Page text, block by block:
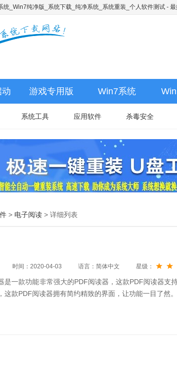
统_Win7纯净版_系统下载_纯净系统_系统重装_个人软件测试 - 最
游戏专用版 Win7系统
系统工具 应用软件 杀毒安全
> 电子阅读 > 详细列表
时间：2020-04-03 语言：简体中文 星级：
是一款功能非常强大的PDF阅读器，这款PDF阅读器支
这款PDF阅读器拥有简约精致的界面，让功能一目了然。